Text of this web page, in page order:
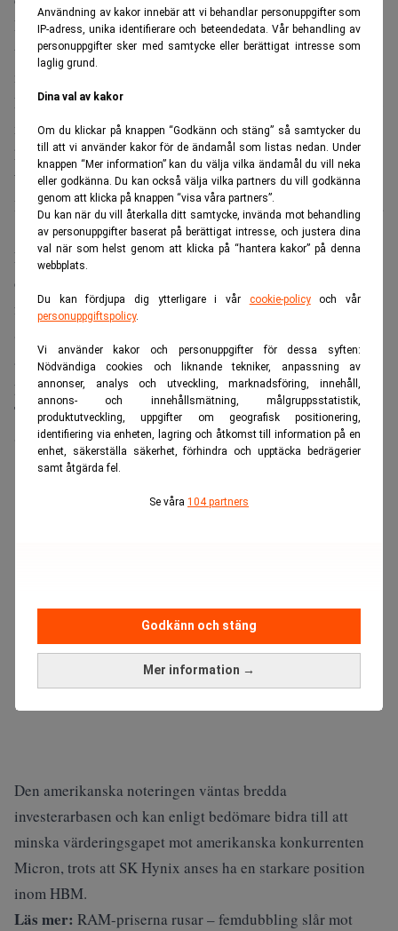
Användning av kakor innebär att vi behandlar personuppgifter som
IP-adress, unika identifierare och beteendedata. Vår behandling av
personuppgifter sker med samtycke eller berättigat intresse som
laglig grund.
Dina val av kakor
Om du klickar på knappen “Godkänn och stäng” så samtycker du
till att vi använder kakor för de ändamål som listas nedan. Under
knappen “Mer information” kan du välja vilka ändamål du vill neka
eller godkänna. Du kan också välja vilka partners du vill godkänna
genom att klicka på knappen “visa våra partners”.
Du kan när du vill återkalla ditt samtycke, invända mot behandling
av personuppgifter baserat på berättigat intresse, och justera dina
val när som helst genom att klicka på “hantera kakor” på denna
webbplats.
Du kan fördjupa dig ytterligare i vår cookie-policyoch vår
personuppgiftspolicy.
Vi använder kakor och personuppgifter för dessa syften:
Nödvändiga cookies och liknande tekniker, anpassning av
annonser, analys och utveckling, marknadsföring, innehåll,
annons- och innehållsmätning, målgruppsstatistik,
produktutveckling, uppgifter om geografisk positionering,
identifiering via enheten, lagring och åtkomst till information på en
enhet, säkerställa säkerhet, förhindra och upptäcka bedrägerier
samt åtgärda fel.
Se våra 104 partners
Mer information →
Godkänn och stäng
Noteringen ger amerikanska investerare enklare tillgång
till en av de största vinnarna på den snabbt växande AI-
marknaden.
Det sätter samtidigt fokus på om efterfrågan på avancerade
minneschip kan fortsätta att trotsa den historiskt cykliska
halvledarsektorn.
Viktig teknik för Nvidia
Bolaget emitterade 177,9 miljoner depåbevis till ett pris på
149 dollar styck, skriverFXLeaders.
Erbjudandet uppges ha blivit omkring sju gånger
övertecknat, vilket speglar det starka investerarintresset
för bolag med koppling till AI-infrastruktur.
av höghastighetsminne som används tillsammans med AI-
processorer för att snabbt hantera stora datamängder.
Tekniken är central i bland annat Nvidias AI-system, där
SK Hynix är en viktig leverantör.
ANNONS
Den amerikanska noteringen väntas bredda
investerarbasen och kan enligt bedömare bidra till att
minska värderingsgapet mot amerikanska konkurrenten
Micron, trots att SK Hynix anses ha en starkare position
inom HBM.
Läs mer: RAM-priserna rusar – femdubbling slår mot